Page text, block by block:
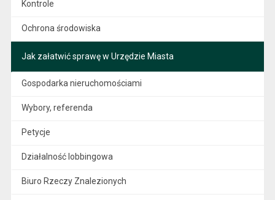
Kontrole
Ochrona środowiska
Jak załatwić sprawę w Urzędzie Miasta
Gospodarka nieruchomościami
Wybory, referenda
Petycje
Działalność lobbingowa
Biuro Rzeczy Znalezionych